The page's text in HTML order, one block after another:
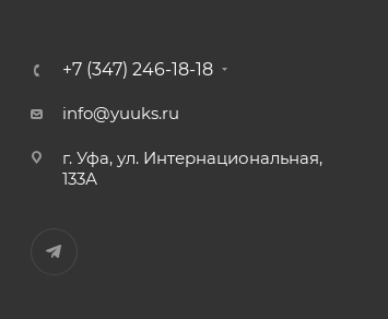
+7 (347) 246-18-18
info@yuuks.ru
г. Уфа, ул. Интернациональная,
133А